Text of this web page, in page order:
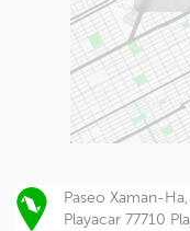
Paseo Xaman-
Playacar 77710